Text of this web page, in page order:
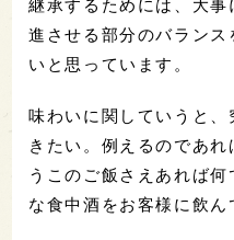
継承するためには、大
進させる部分のバラン
いと思っています。
味わいに関していうと
きたい。例えるのであ
うこのご飯さえあれば何
な食中酒をお客様に飲ん